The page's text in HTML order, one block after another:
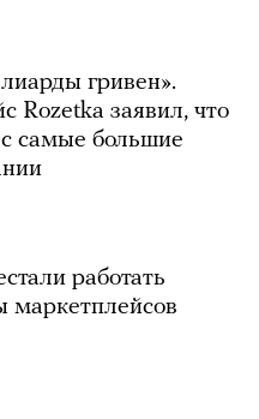
гривен».
Rozetka заявил, что
самые большие
работать
маркетплейсов